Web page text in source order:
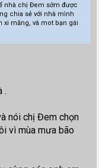
nhà chị Đem sớm được
chia sẻ với nhà mình
xi măng, và mot bạn gái
.
nói chị Đem chọn
vì mùa mưa bão